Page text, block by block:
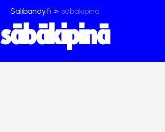
Salibandy.fi > säbäkipinä
säbäkipinä